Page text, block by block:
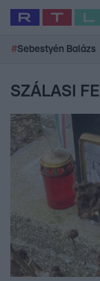
#Sebestyén Balázs
SZÁLASI